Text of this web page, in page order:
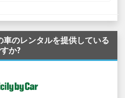
のレンタルを提供している
か?